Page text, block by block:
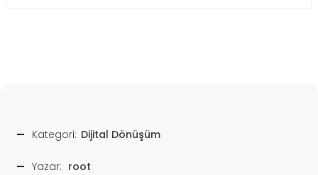
Kategori: Dijital Dönüşüm
Yazar: root